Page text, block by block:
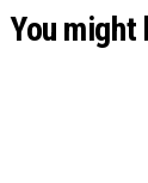
You